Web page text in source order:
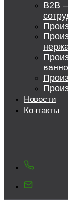
B2B
Новости
Контакты